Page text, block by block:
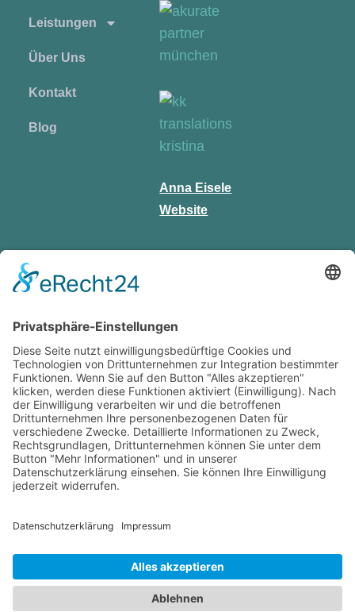
Leistungen
Über Uns
Kontakt
Blog
Anna Eisele
Website
Kontakt
Fraunhoferstr. 33, 80469 München
Anna: +49 176 2275 1446
Kristina: +49 173 2803 382
info@akurate-linguistics.de